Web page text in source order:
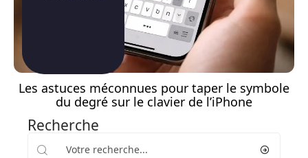
Les astuces méconnues pour taper le symbole
du degré sur le clavier de l’iPhone
Recherche